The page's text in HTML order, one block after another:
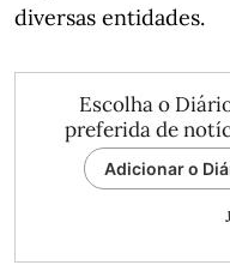
diversas entidades.
Escolha o
preferida de
Adicionar o